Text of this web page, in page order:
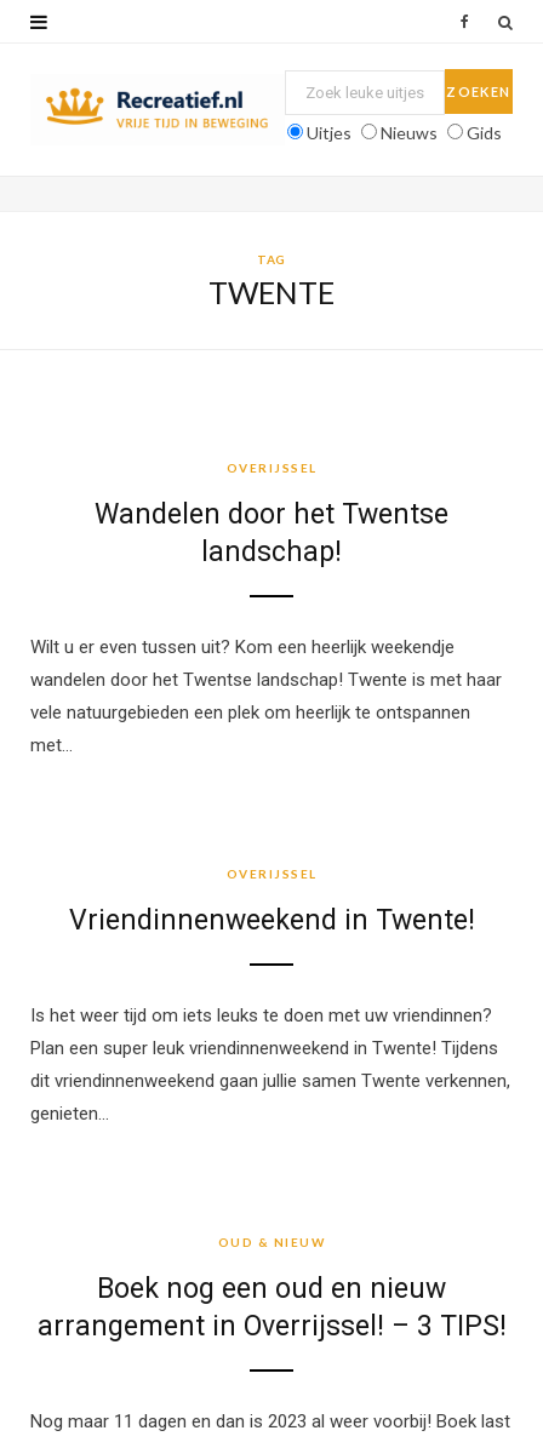
Uitjes Nieuws Gids
TAG
TWENTE
OVERIJSSEL
Wandelen door het Twentse
landschap!
Wilt u er even tussen uit? Kom een heerlijk weekendje
wandelen door het Twentse landschap! Twente is met haar
vele natuurgebieden een plek om heerlijk te ontspannen
met…
OVERIJSSEL
Vriendinnenweekend in Twente!
Is het weer tijd om iets leuks te doen met uw vriendinnen?
Plan een super leuk vriendinnenweekend in Twente! Tijdens
dit vriendinnenweekend gaan jullie samen Twente verkennen,
genieten…
OUD & NIEUW
Boek nog een oud en nieuw
arrangement in Overrijssel! – 3 TIPS!
Nog maar 11 dagen en dan is 2023 al weer voorbij! Boek last